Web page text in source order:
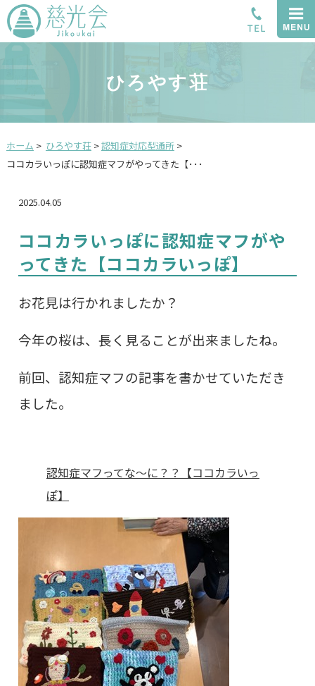
ひろやす荘
ホーム > ひろやす荘>認知症対応型通所>
ココカラいっぽに認知症マフがやってきた【･･･
2025.04.05
ココカラいっぽに認知症マフがや
ってきた【ココカラいっぽ】
お花見は行かれましたか？
今年の桜は、長く見ることが出来ましたね。
前回、認知症マフの記事を書かせていただき
ました。
認知症マフってな～に？？【ココカラいっ
ぽ】